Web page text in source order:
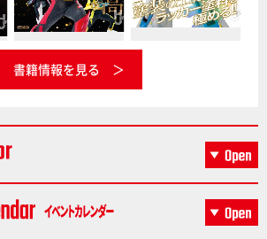
書籍情報を見る